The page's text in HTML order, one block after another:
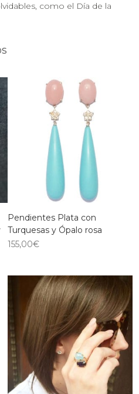
como el Día de la
Pendientes Plata con
Turquesas y Ópalo rosa
155,00€